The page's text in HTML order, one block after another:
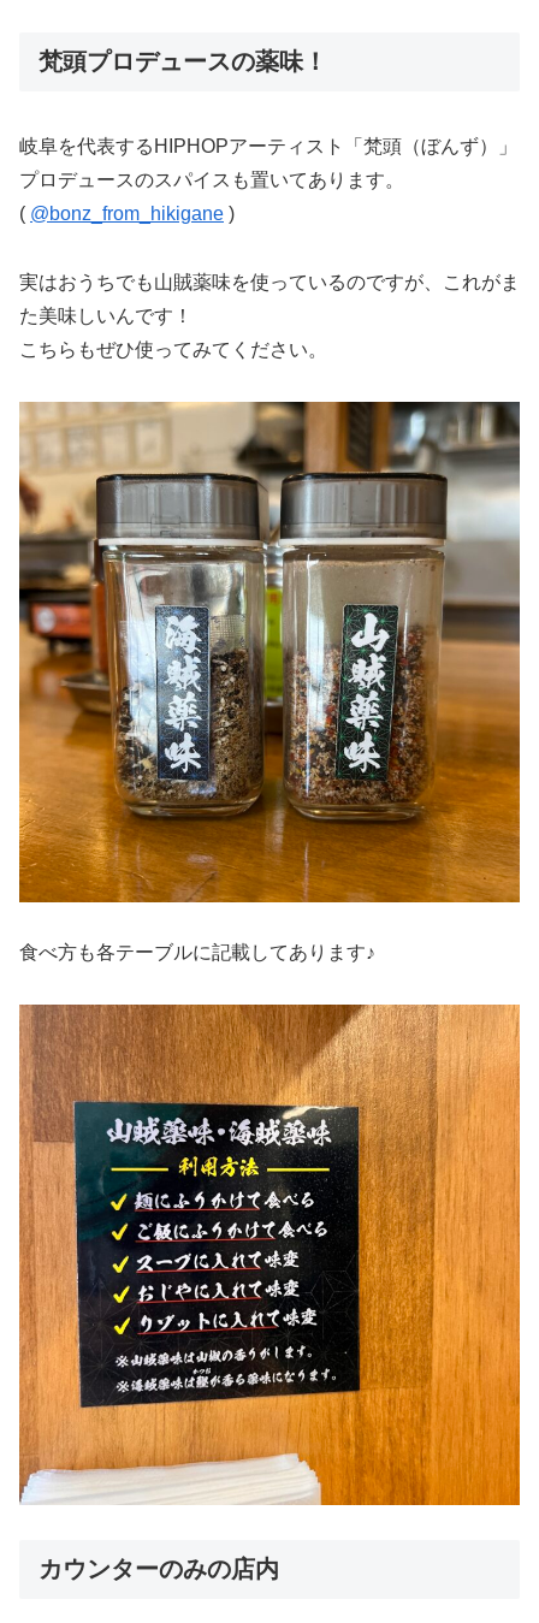
梵頭プロデュースの薬味！
岐阜を代表するHIPHOPアーティスト「梵頭（ぼんず）」
プロデュースのスパイスも置いてあります。
( @bonz_from_hikigane )
実はおうちでも山賊薬味を使っているのですが、これがま
た美味しいんです！
こちらもぜひ使ってみてください。
食べ方も各テーブルに記載してあります♪
カウンターのみの店内